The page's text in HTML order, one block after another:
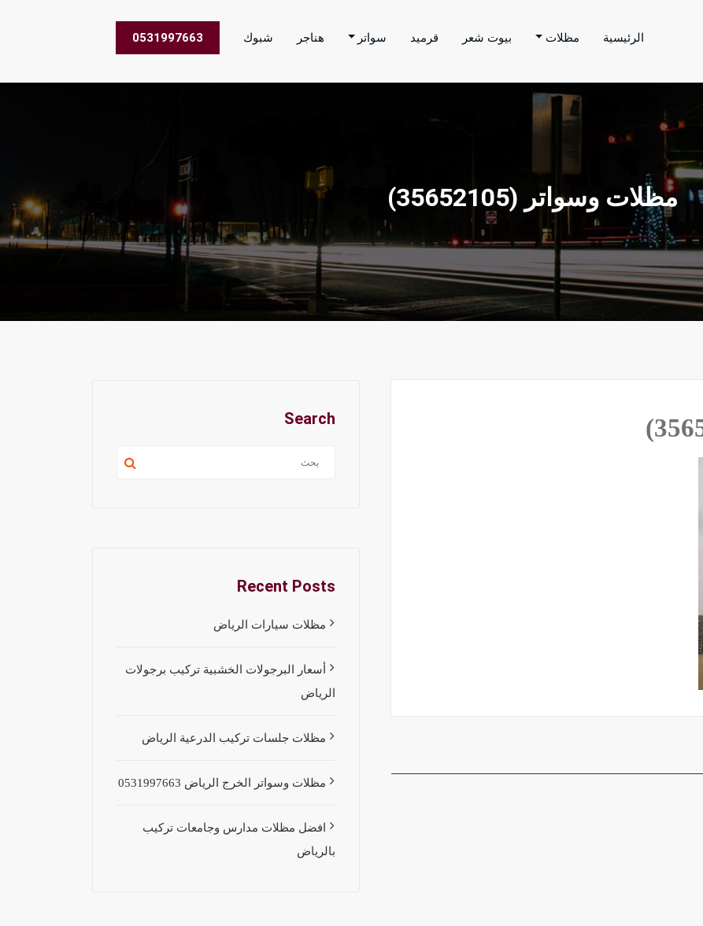
بتنفيذ اعمال المظلات والسواتر والهناجر وغيرها من الاعمال في جميع مناطق المملكة العربية السعودية
الرئيسية مظلات بيوت شعر قرميد سواتر هناجر شبوك 0531997663
مظلات وسواتر ‫(35652105)‬ ‫‬
Search
Recent Posts
مظلات سيارات الرياض
أسعار البرجولات الخشبية تركيب برجولات
الرياض
مظلات جلسات تركيب الدرعية الرياض
مظلات وسواتر الخرج الرياض 0531997663
افضل مظلات مدارس وجامعات تركيب
بالرياض